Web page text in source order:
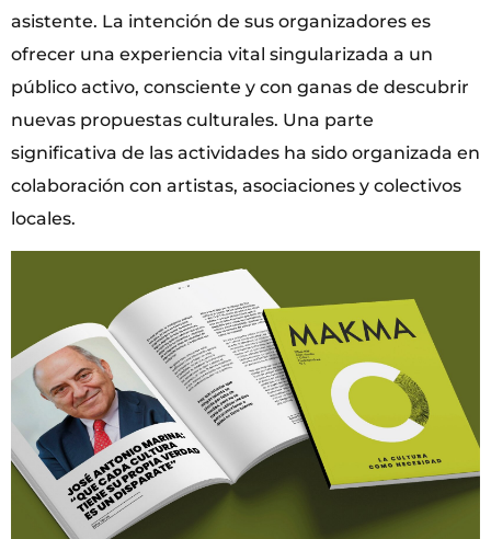
asistente. La intención de sus organizadores es
ofrecer una experiencia vital singularizada a un
público activo, consciente y con ganas de descubrir
nuevas propuestas culturales. Una parte
significativa de las actividades ha sido organizada en
colaboración con artistas, asociaciones y colectivos
locales.